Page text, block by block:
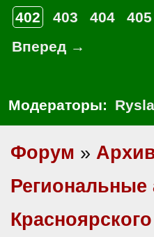
402
403 404 405
Вперед →
Модераторы:
Форум »